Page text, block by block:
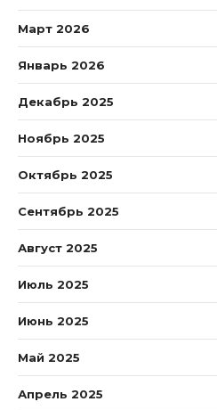
Март 2026
Январь 2026
Декабрь 2025
Ноябрь 2025
Октябрь 2025
Сентябрь 2025
Август 2025
Июль 2025
Июнь 2025
Май 2025
Апрель 2025